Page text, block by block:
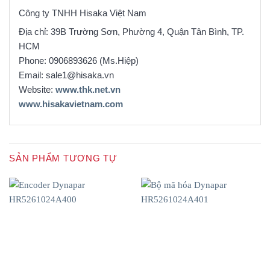
Công ty TNHH Hisaka Việt Nam
Địa chỉ: 39B Trường Sơn, Phường 4, Quận Tân Bình, TP.
HCM
Phone: 0906893626 (Ms.Hiệp)
Email: sale1@hisaka.vn
Website: www.thk.net.vn
www.hisakavietnam.com
SẢN PHẨM TƯƠNG TỰ